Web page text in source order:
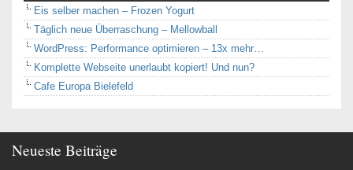
Eis selber machen – Frozen Yogurt
Täglich neue Überraschung – Mellowball
WordPress: Performance optimieren – 13x mehr…
Komplette Webseite unerlaubt kopiert! Und nun?
Cafe Europa Bielefeld
Neueste Beiträge